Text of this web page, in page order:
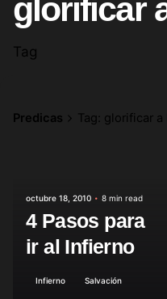
glorificar
Tag
Predicas Tag: glorificar a
octubre 18, 2010 8 min read
4 Pasos para
ir al Infierno
Infierno Salvación